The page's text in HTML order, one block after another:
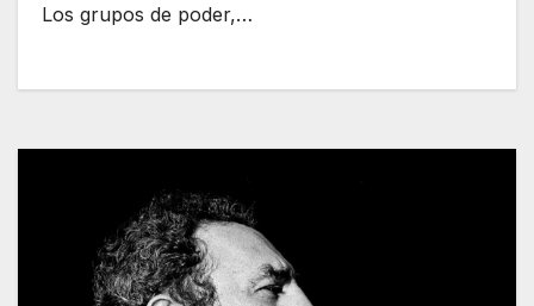
Los grupos de poder,…